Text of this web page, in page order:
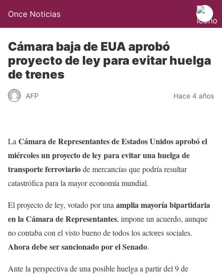
Once Noticias
Cámara baja de EUA aprobó
proyecto de ley para evitar huelga
de trenes
AFP Hace 4 años
La Cámara de Representantes de Estados Unidos aprobó el
miércoles un proyecto de ley para evitar una huelga de
transporte ferroviariode mercancías que podría resultar
catastrófica para la mayor economía mundial.
El proyecto de ley, votado por una amplia mayoría bipartidaria
en la Cámara de Representantes, impone un acuerdo, aunque
no contaba con el visto bueno de todos los actores sociales.
Ahora debe ser sancionado por el Senado.
Ante la perspectiva de una posible huelga a partir del 9 de